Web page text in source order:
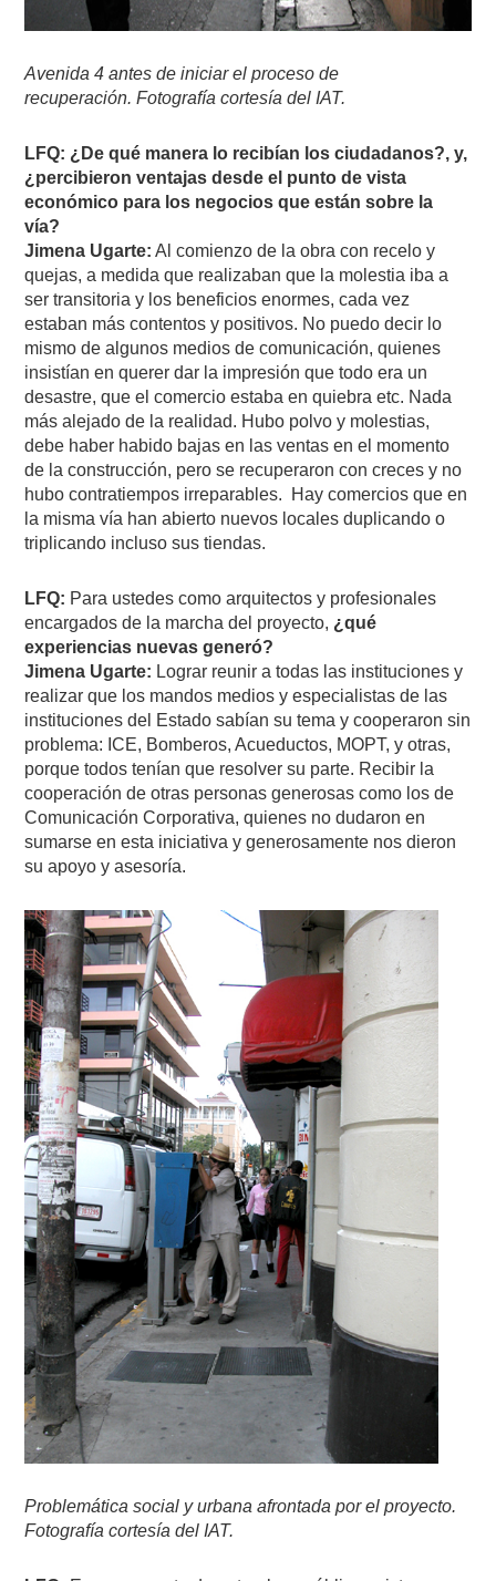
Avenida 4 antes de iniciar el proceso de
recuperación. Fotografía cortesía del IAT.
LFQ: ¿De qué manera lo recibían los ciudadanos?, y,
¿percibieron ventajas desde el punto de vista
económico para los negocios que están sobre la
vía?
Jimena Ugarte: Al comienzo de la obra con recelo y
quejas, a medida que realizaban que la molestia iba a
ser transitoria y los beneficios enormes, cada vez
estaban más contentos y positivos. No puedo decir lo
mismo de algunos medios de comunicación, quienes
insistían en querer dar la impresión que todo era un
desastre, que el comercio estaba en quiebra etc. Nada
más alejado de la realidad. Hubo polvo y molestias,
debe haber habido bajas en las ventas en el momento
de la construcción, pero se recuperaron con creces y no
hubo contratiempos irreparables. Hay comercios que en
la misma vía han abierto nuevos locales duplicando o
triplicando incluso sus tiendas.
LFQ: Para ustedes como arquitectos y profesionales
encargados de la marcha del proyecto, ¿qué
experiencias nuevas generó?
Jimena Ugarte: Lograr reunir a todas las instituciones y
realizar que los mandos medios y especialistas de las
instituciones del Estado sabían su tema y cooperaron sin
problema: ICE, Bomberos, Acueductos, MOPT, y otras,
porque todos tenían que resolver su parte. Recibir la
cooperación de otras personas generosas como los de
Comunicación Corporativa, quienes no dudaron en
sumarse en esta iniciativa y generosamente nos dieron
su apoyo y asesoría.
Problemática social y urbana afrontada por el proyecto.
Fotografía cortesía del IAT.